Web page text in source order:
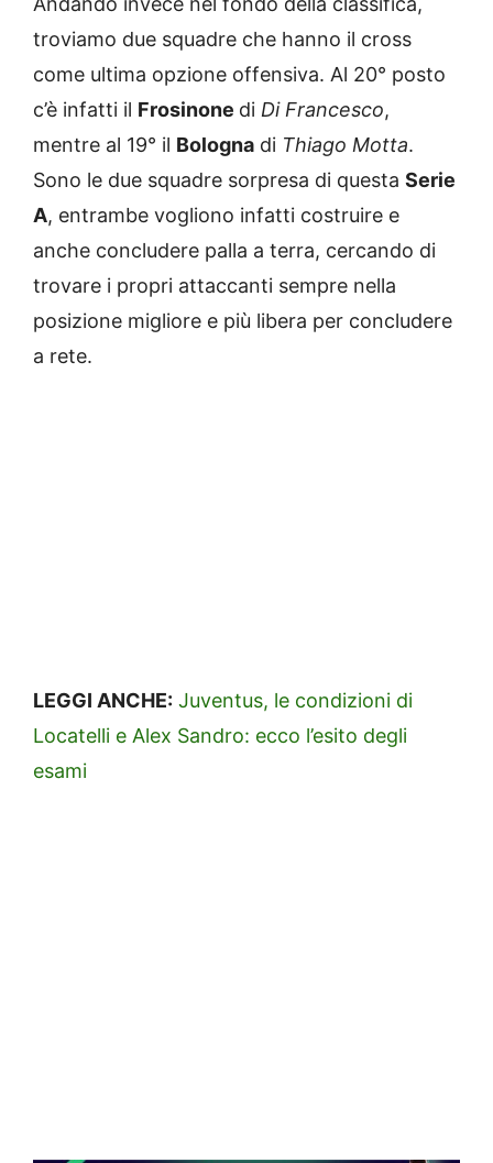
troviamo due squadre che hanno il cross
come ultima opzione offensiva. Al 20° posto
c’è infatti il Frosinone di Di Francesco,
mentre al 19° il Bologna di Thiago Motta.
Sono le due squadre sorpresa di questa Serie
A, entrambe vogliono infatti costruire e
anche concludere palla a terra, cercando di
trovare i propri attaccanti sempre nella
posizione migliore e più libera per concludere
a rete.
LEGGI ANCHE: Juventus, le condizioni di
Locatelli e Alex Sandro: ecco l’esito degli
esami